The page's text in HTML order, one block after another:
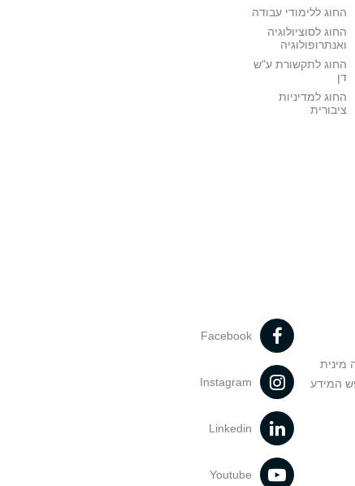
החוג ללימודי עבודה
החוג לסוציולוגיה
ואנתרופולוגיה
החוג לתקשורת ע"ש
דן
החוג למדיניות
ציבורית
מינית
המידע
Facebook
Instagram
Linkedin
Youtube